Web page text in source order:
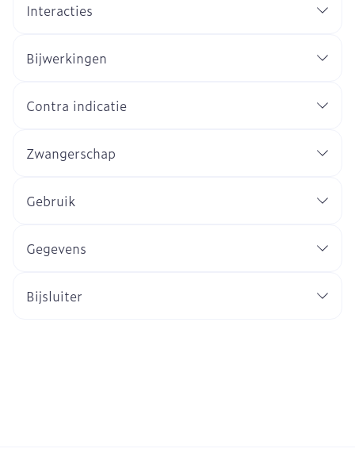
Interacties
Bijwerkingen
Contra indicatie
Zwangerschap
Gebruik
Gegevens
Bijsluiter